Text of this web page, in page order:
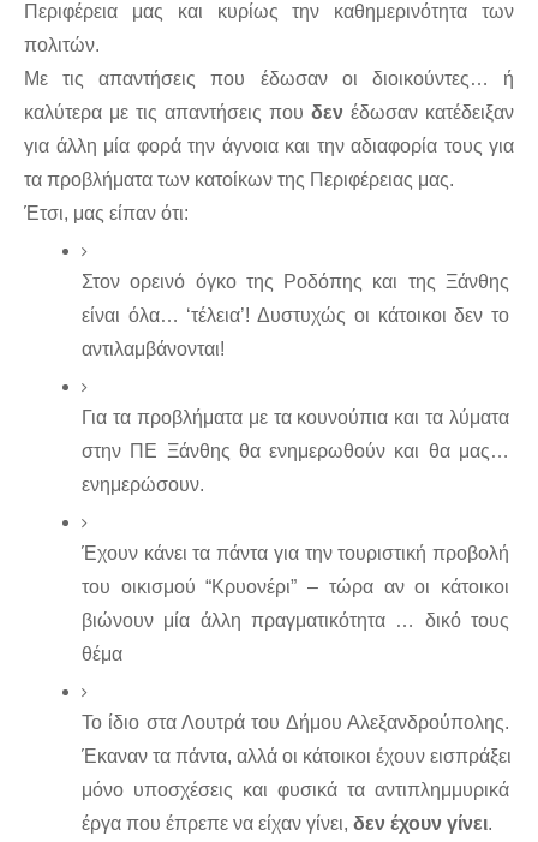
Περιφέρεια μας και κυρίως την καθημερινότητα των
πολιτών.
Με τις απαντήσεις που έδωσαν οι διοικούντες… ή
καλύτερα με τις απαντήσεις που δεν έδωσαν κατέδειξαν
για άλλη μία φορά την άγνοια και την αδιαφορία τους για
τα προβλήματα των κατοίκων της Περιφέρειας μας.
Έτσι, μας είπαν ότι:
Στον ορεινό όγκο της Ροδόπης και της Ξάνθης
είναι όλα… ‘τέλεια’! Δυστυχώς οι κάτοικοι δεν το
αντιλαμβάνονται!
Για τα προβλήματα με τα κουνούπια και τα λύματα
στην ΠΕ Ξάνθης θα ενημερωθούν και θα μας…
ενημερώσουν.
Έχουν κάνει τα πάντα για την τουριστική προβολή
του οικισμού “Κρυονέρι” – τώρα αν οι κάτοικοι
βιώνουν μία άλλη πραγματικότητα … δικό τους
θέμα
Το ίδιο στα Λουτρά του Δήμου Αλεξανδρούπολης.
Έκαναν τα πάντα, αλλά οι κάτοικοι έχουν εισπράξει
μόνο υποσχέσεις και φυσικά τα αντιπλημμυρικά
έργα που έπρεπε να είχαν γίνει, δεν έχουν γίνει.